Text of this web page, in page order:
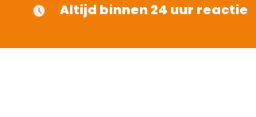
Altijd binnen 24 uur reactie